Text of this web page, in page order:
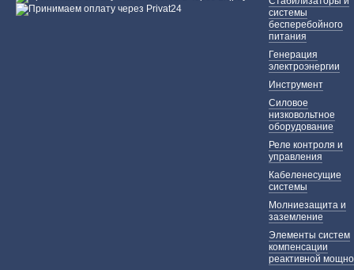
системы
бесперебойного
питания
Генерация
электроэнергии
Инструмент
Силовое
низковольтное
оборудование
Реле контроля и
управления
Кабеленесущие
системы
Молниезащита и
заземление
Элементы систем
компенсации
реактивной